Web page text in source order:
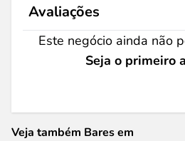
Avaliações
Este negócio ainda não
Seja o primeiro
Veja também Bares em